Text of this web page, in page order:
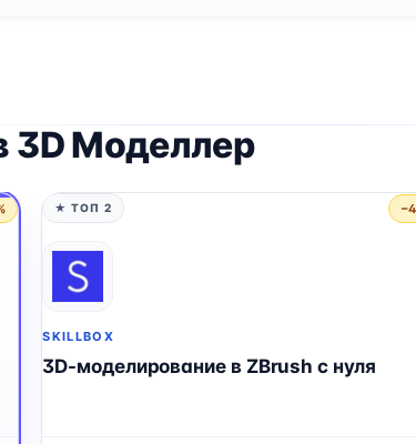
3D Моделлер
★ ТОП 2
SKILLBOX
3D-моделирование в ZBrush с нуля